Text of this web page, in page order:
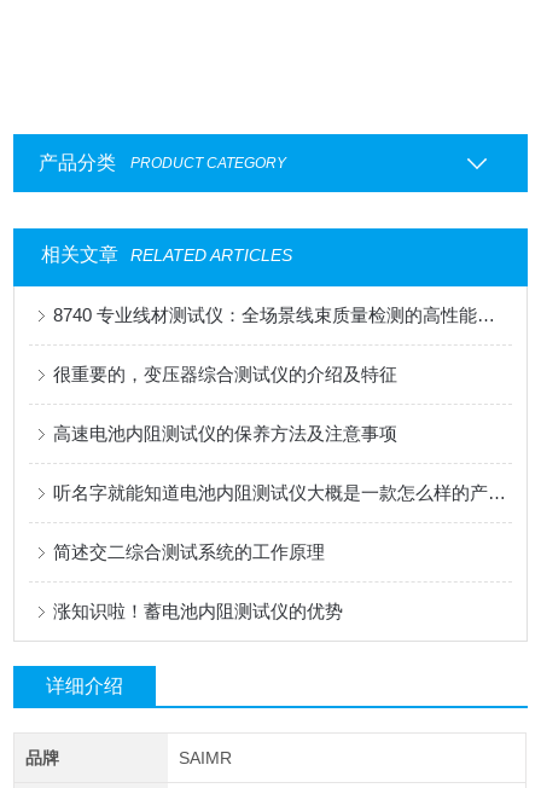
产品分类 PRODUCT CATEGORY
相关文章 RELATED ARTICLES
8740 专业线材测试仪：全场景线束质量检测的高性能解决方案
很重要的，变压器综合测试仪的介绍及特征
高速电池内阻测试仪的保养方法及注意事项
听名字就能知道电池内阻测试仪大概是一款怎么样的产品了
简述交二综合测试系统的工作原理
涨知识啦！蓄电池内阻测试仪的优势
详细介绍
品牌 SAIMR